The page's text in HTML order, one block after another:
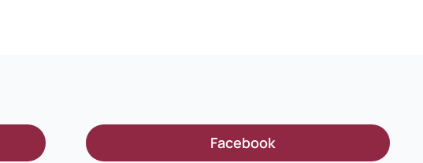
Facebook